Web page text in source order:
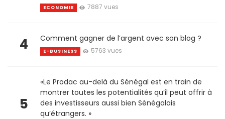
ECONOMIE 7887 vues
4 Comment gagner de l’argent avec son blog ?
E-BUSINESS 5763 vues
5
«Le Prodac au-delà du Sénégal est en train de
montrer toutes les potentialités qu’il peut offrir à
des investisseurs aussi bien Sénégalais
qu’étrangers. »